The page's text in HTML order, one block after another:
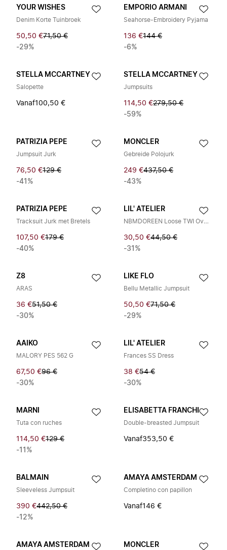
YOUR WISHES
Denim Korte Tuinbroek
50,50 €71,50 €
-29%
EMPORIO ARMANI
Seahorse-Embroidery Pyjama
136 €144 €
-6%
STELLA MCCARTNEY
Salopette
Vanaf100,50 €
STELLA MCCARTNEY
Jumpsuits
114,50 €279,50 €
-59%
PATRIZIA PEPE
Jumpsuit Jurk
76,50 €129 €
-41%
MONCLER
Gebreide Polojurk
249 €437,50 €
-43%
PATRIZIA PEPE
Tracksuit Jurk met Bretels
107,50 €179 €
-40%
LIL' ATELIER
NBMDOREEN Loose TWI Overall 9977 DH LIL
30,50 €44,50 €
-31%
Z8
ARAS
36 €51,50 €
-30%
LIKE FLO
Bellu Metallic Jumpsuit
50,50 €71,50 €
-29%
AAIKO
MALORY PES 562 G
67,50 €96 €
-30%
LIL' ATELIER
Frances SS Dress
38 €54 €
-30%
MARNI
Tuta con ruches
114,50 €129 €
-11%
ELISABETTA FRANCHI
Double-breasted Jumpsuit
Vanaf353,50 €
BALMAIN
Sleeveless Jumpsuit
390 €442,50 €
-12%
AMAYA AMSTERDAM
Completino con papillon
Vanaf146 €
AMAYA AMSTERDAM MONCLER